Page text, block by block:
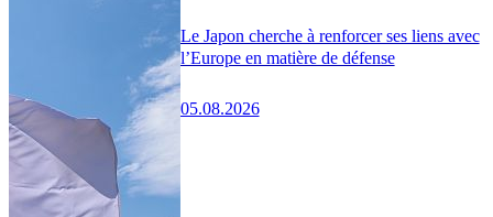
Le Japon cherche à renforcer ses liens avec
l’Europe en matière de défense
05.08.2026